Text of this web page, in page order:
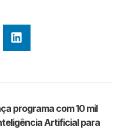
programa com 10 mil
Artificial para